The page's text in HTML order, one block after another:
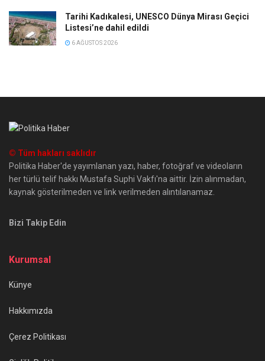
Tarihi Kadıkalesi, UNESCO Dünya Mirası Geçici
Listesi’ne dahil edildi
6 AĞUSTOS 2026
© Tüm hakları saklıdır
Politika Haber'de yayımlanan yazı, haber, fotoğraf ve videoların
her türlü telif hakkı Mustafa Suphi Vakfı'na aittir. İzin alınmadan,
kaynak gösterilmeden ve link verilmeden alıntılanamaz.
Bizi Takip Edin
Kurumsal
Künye
Hakkımızda
Çerez Politikası